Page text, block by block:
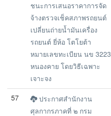
ชนะการเสนอราคาการจัด
จ้างตรวจเช็คสภาพรถยนต์
เปลี่ยนถ่ายน้ำมันเครื่อง
รถยนต์ ยี่ห้อ โตโยต้า
หมายเลขทะเบียน นข 3223
หนองคาย โดยวิธีเฉพาะ
เจาะจง
57
ประกาศสำนักงาน
ศุลกากรภาคที่ ๒ กรม